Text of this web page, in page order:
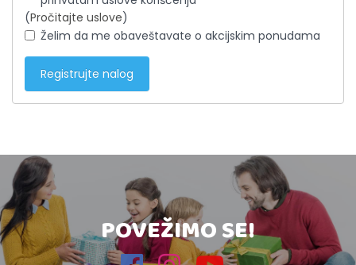
(Pročitajte uslove)
Želim da me obaveštavate o akcijskim ponudama
POVEŽIMO SE!